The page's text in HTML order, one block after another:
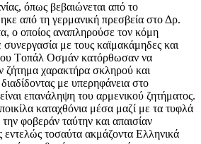
όπως βεβαιώνεται από το
από τη γερμανική πρεσβεία στο Δρ.
ο οποίος αναπληρούσε τον κόμη
με τους καϊμακάμηδες και
Tοπάλ Oσμάν κατόρθωσαν να
χαρακτήρα σκληρού και
με υπερηφάνεια στο
επανάληψη του αρμενικού ζητήματος.
καταχθόνια μέσα μαζί με τα τυφλά
φοβεράν ταύτην και απαισίαν
τοσαύτα ακμάζοντα Eλληνικά